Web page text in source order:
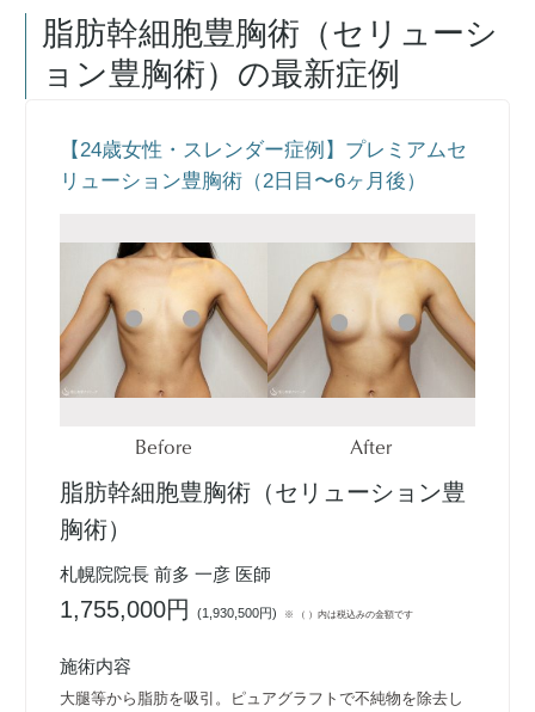
脂肪幹細胞豊胸術（セリューシ
ョン豊胸術） の最新症例
【24歳女性・スレンダー症例】プレミアムセ
リューション豊胸術（2日目〜6ヶ月後）
Before After
脂肪幹細胞豊胸術（セリューション豊
胸術）
札幌院院長 前多 一彦 医師
1,755,000円(1,930,500円) ※ （ ）内は税込みの金額です
施術内容
大腿等から脂肪を吸引。ピュアグラフトで不純物を除去し